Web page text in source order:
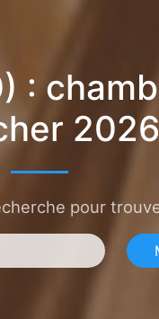
:
2026
pour